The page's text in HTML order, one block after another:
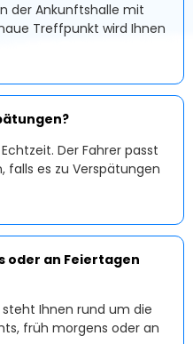
der Ankunftshalle mit
Treffpunkt wird Ihnen
Der Fahrer passt
falls es zu Verspätungen
oder an Feiertagen
Ihnen rund um die
früh morgens oder an